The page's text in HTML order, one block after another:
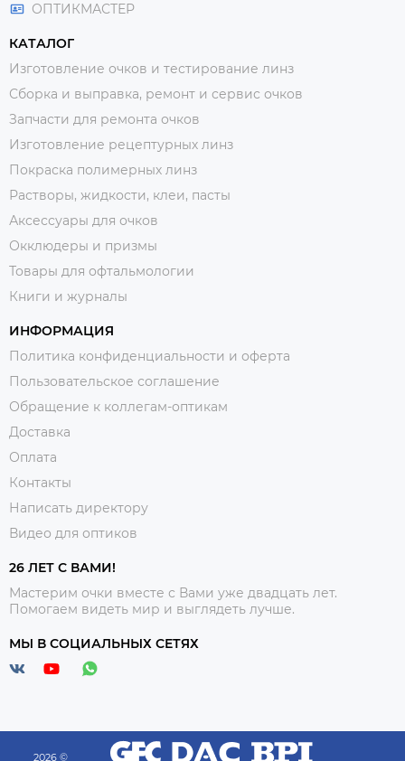
ОПТИКМАСТЕР
КАТАЛОГ
Изготовление очков и тестирование линз
Сборка и выправка, ремонт и сервис очков
Запчасти для ремонта очков
Изготовление рецептурных линз
Покраска полимерных линз
Растворы, жидкости, клеи, пасты
Аксессуары для очков
Окклюдеры и призмы
Товары для офтальмологии
Книги и журналы
ИНФОРМАЦИЯ
Политика конфиденциальности и оферта
Пользовательское соглашение
Обращение к коллегам-оптикам
Доставка
Оплата
Контакты
Написать директору
Видео для оптиков
26 ЛЕТ С ВАМИ!
Мастерим очки вместе с Вами уже двадцать лет.
Помогаем видеть мир и выглядеть лучше.
МЫ В СОЦИАЛЬНЫХ СЕТЯХ
2026 ©